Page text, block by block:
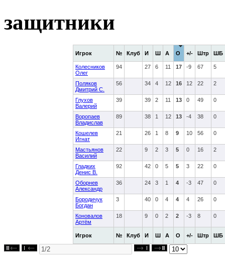
защитники
Игрок № Клуб И Ш А О +/- Штр ШБ
Игрок № Клуб И Ш А О +/- Штр ШБ
Колесников
Олег
94 27 6 11 17 -9 67 5
Поляков
Дмитрий С.
56 34 4 12 16 12 22 2
Глухов
Валерий
39 39 2 11 13 0 49 0
Воропаев
Владислав
89 38 1 12 13 -4 38 0
Кошелев
Игнат
21 26 1 8 9 10 56 0
Мастьянов
Василий
22 9 2 3 5 0 16 2
Гладких
Денис В.
92 42 0 5 5 3 22 0
Оборнев
Александр
36 24 3 1 4 -3 47 0
Бородичук
Богдан
3 40 0 4 4 4 26 0
Коновалов
Артём
18 9 0 2 2 -3 8 0